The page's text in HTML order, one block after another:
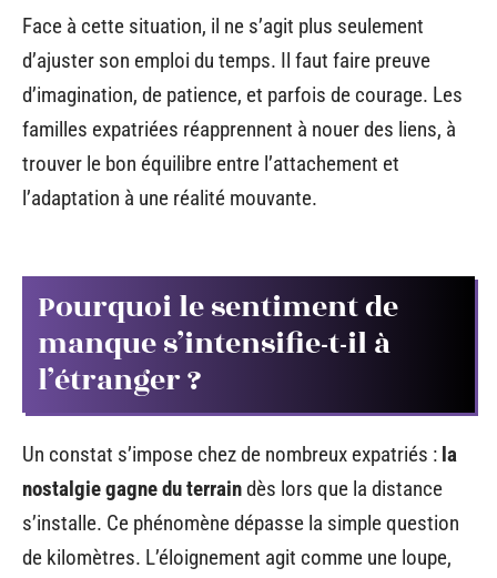
Face à cette situation, il ne s’agit plus seulement
d’ajuster son emploi du temps. Il faut faire preuve
d’imagination, de patience, et parfois de courage. Les
familles expatriées réapprennent à nouer des liens, à
trouver le bon équilibre entre l’attachement et
l’adaptation à une réalité mouvante.
Pourquoi le sentiment de
manque s’intensifie-t-il à
l’étranger ?
Un constat s’impose chez de nombreux expatriés : la
nostalgie gagne du terraindès lors que la distance
s’installe. Ce phénomène dépasse la simple question
de kilomètres. L’éloignement agit comme une loupe,